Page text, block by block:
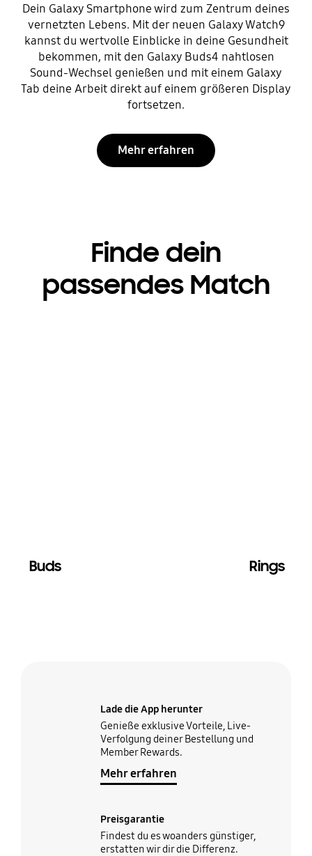
Dein Galaxy Smartphone wird zum Zentrum deines
vernetzten Lebens. Mit der neuen Galaxy Watch9
kannst du wertvolle Einblicke in deine Gesundheit
bekommen, mit den Galaxy Buds4 nahtlosen
Sound-Wechsel genießen und mit einem Galaxy
Tab deine Arbeit direkt auf einem größeren Display
fortsetzen.
Mehr erfahren
Finde dein
passendes Match
Buds Rings
Lade die App herunter
Genieße exklusive Vorteile, Live-
Verfolgung deiner Bestellung und
Member Rewards.
Mehr erfahren
Preisgarantie
Findest du es woanders günstiger,
erstatten wir dir die Differenz.